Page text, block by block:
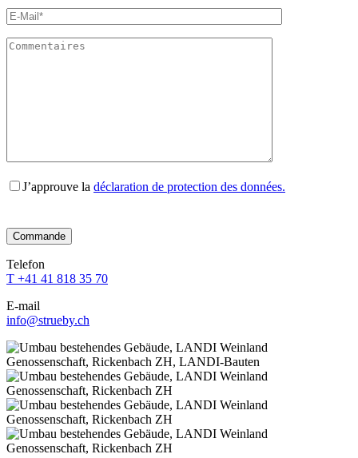
J’approuve la déclaration de protection des données.
lasse
dieses
Feld
leer.
lasse
dieses
Feld
leer.
lasse
dieses
Feld
leer.
lasse
dieses
Feld
leer.
lasse
Feld
leer.
Telefon
T +41 41 818 35 70
E-mail
info@strueby.ch